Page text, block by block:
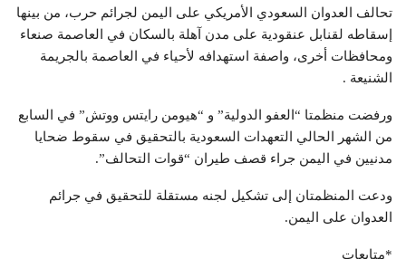
تحالف العدوان السعودي الأمريكي على اليمن لجرائم حرب، من بينها
إسقاطه لقنابل عنقودية على مدن آهلة بالسكان في العاصمة صنعاء
ومحافظات أخرى، واصفة استهدافه لأحياء في العاصمة بالجريمة
الشنيعة .
ورفضت منظمتا “العفو الدولية” و “هيومن رايتس ووتش” في السابع
من الشهر الحالي التعهدات السعودية بالتحقيق في سقوط ضحايا
مدنيين في اليمن جراء قصف طيران “قوات التحالف”.
ودعت المنظمتان إلى تشكيل لجنه مستقلة للتحقيق في جرائم
العدوان على اليمن.
*متابعات